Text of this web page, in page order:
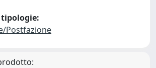
Postfazione